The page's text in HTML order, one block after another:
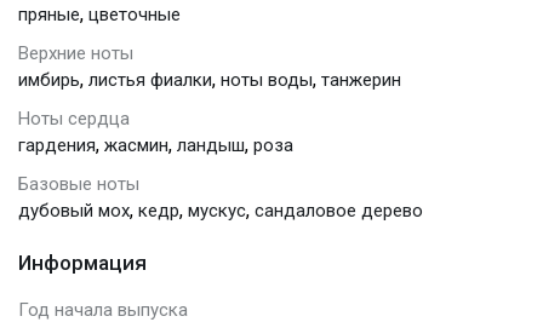
пряные, цветочные
Верхние ноты
имбирь, листья фиалки, ноты воды, танжерин
Ноты сердца
гардения, жасмин, ландыш, роза
Базовые ноты
дубовый мох, кедр, мускус, сандаловое дерево
Информация
Год начала выпуска